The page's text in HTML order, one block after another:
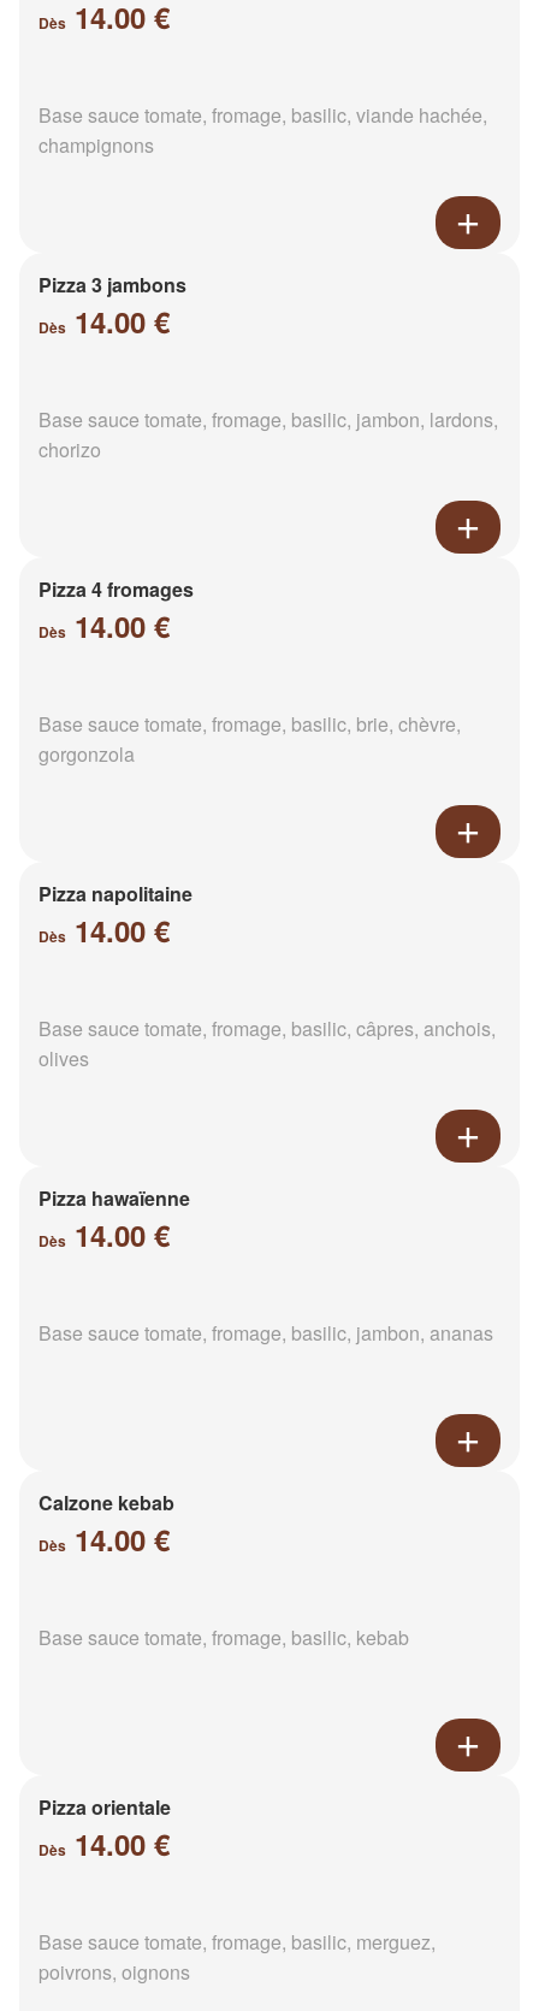
Dès 14.00 €
Base sauce tomate, fromage, basilic, viande hachée,
champignons
Pizza 3 jambons
Dès 14.00 €
Base sauce tomate, fromage, basilic, jambon, lardons,
chorizo
Pizza 4 fromages
Dès 14.00 €
Base sauce tomate, fromage, basilic, brie, chèvre,
gorgonzola
Pizza napolitaine
Dès 14.00 €
Base sauce tomate, fromage, basilic, câpres, anchois,
olives
Pizza hawaïenne
Dès 14.00 €
Base sauce tomate, fromage, basilic, jambon, ananas
Calzone kebab
Dès 14.00 €
Base sauce tomate, fromage, basilic, kebab
Pizza orientale
Dès 14.00 €
Base sauce tomate, fromage, basilic, merguez,
poivrons, oignons